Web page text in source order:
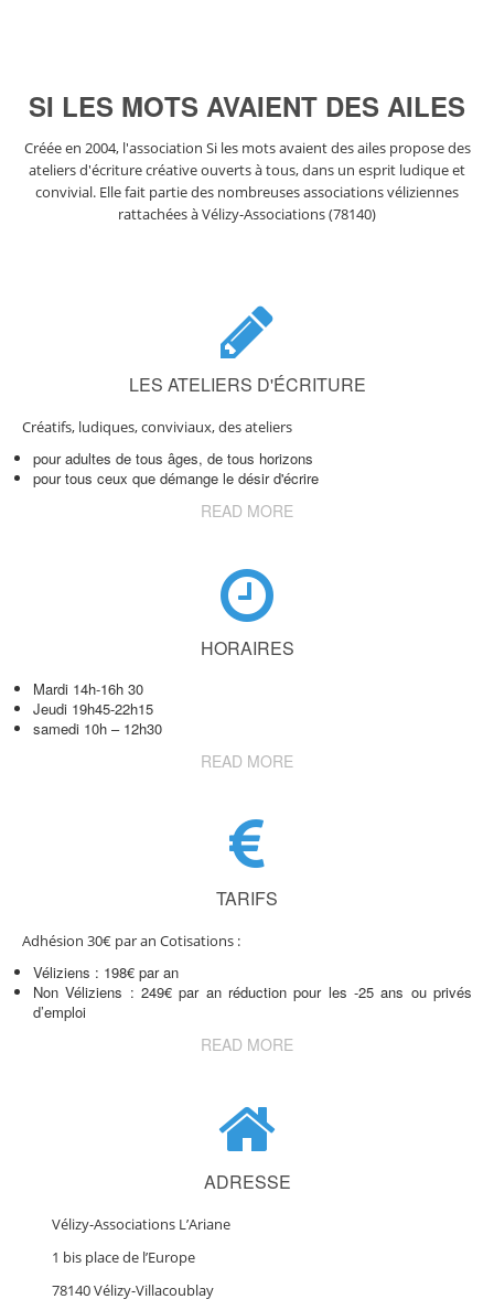
SI LES MOTS AVAIENT DES AILES
Créée en 2004, l'association Si les mots avaient des ailes propose des
ateliers d'écriture créative ouverts à tous, dans un esprit ludique et
convivial. Elle fait partie des nombreuses associations véliziennes
rattachées à Vélizy-Associations (78140)
LES ATELIERS D'ÉCRITURE
Créatifs, ludiques, conviviaux, des ateliers
pour adultes de tous âges, de tous horizons
pour tous ceux que démange le désir d'écrire
READ MORE
HORAIRES
Mardi 14h-16h 30
Jeudi 19h45-22h15
samedi 10h – 12h30
READ MORE
TARIFS
Adhésion 30€ par an Cotisations :
Véliziens : 198€ par an
Non Véliziens : 249€ par an réduction pour les -25 ans ou privés
d’emploi
READ MORE
ADRESSE
Vélizy-Associations L’Ariane
1 bis place de l’Europe
78140 Vélizy-Villacoublay